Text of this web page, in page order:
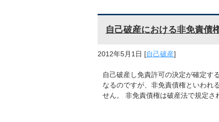
自己破産における非免責債
2012年5月1日 [自己破産]
自己破産し免責許可の決定が確定す
なるのですが、非免責債権といわれ
せん。 非免責債権は破産法で規定さ